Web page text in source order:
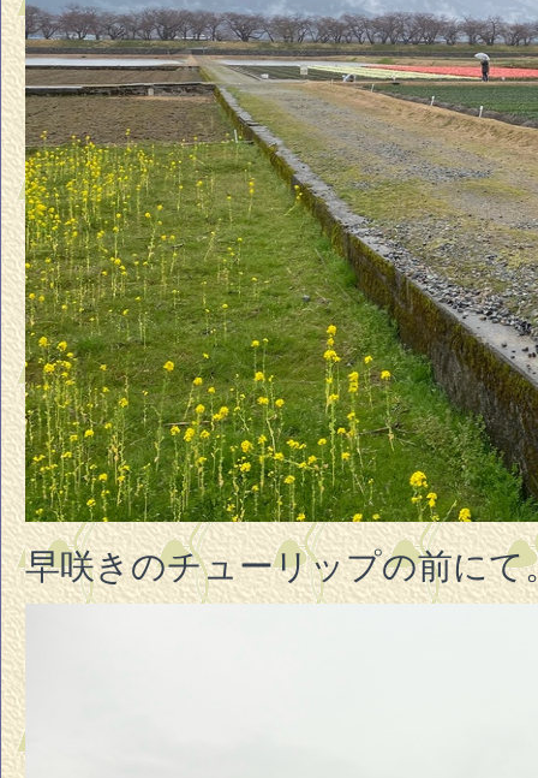
早咲きのチューリップの前にて